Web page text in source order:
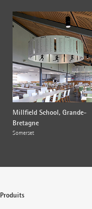
Millfield School, Grande-
Bretagne
Somerset
Produits